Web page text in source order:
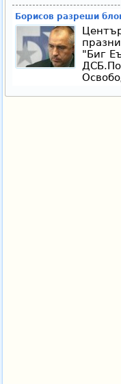
Борисов разреши
"Биг
ДСБ.По